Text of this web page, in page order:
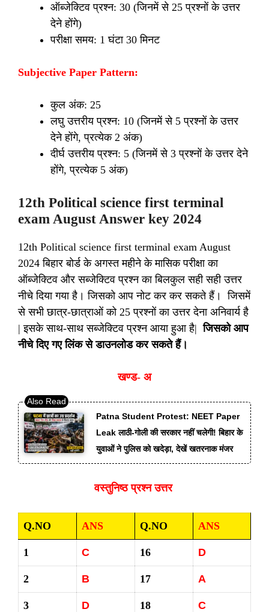
ऑब्जेक्टिव प्रश्न: 30 (जिनमें से 25 प्रश्नों के उत्तर
देने होंगे)
परीक्षा समय: 1 घंटा 30 मिनट
Subjective Paper Pattern:
कुल अंक: 25
लघु उत्तरीय प्रश्न: 10 (जिनमें से 5 प्रश्नों के उत्तर
देने होंगे, प्रत्येक 2 अंक)
दीर्घ उत्तरीय प्रश्न: 5 (जिनमें से 3 प्रश्नों के उत्तर देने
होंगे, प्रत्येक 5 अंक)
12th Political science first terminal
exam August Answer key 2024
12th Political science first terminal exam August
2024 बिहार बोर्ड के अगस्त महीने के मासिक परीक्षा का
ऑब्जेक्टिव और सब्जेक्टिव प्रश्न का बिलकुल सही सही उत्तर
नीचे दिया गया है। जिसको आप नोट कर कर सकते हैं। जिसमें
से सभी छात्र-छात्राओं को 25 प्रश्नों का उत्तर देना अनिवार्य है
| इसके साथ-साथ सब्जेक्टिव प्रश्न आया हुआ है|जिसको आप
नीचे दिए गए लिंक से डाउनलोड कर सकते हैं।
खण्ड- अ
Patna Student Protest: NEET Paper
Leak लाठी-गोली की सरकार नहीं चलेगी! बिहार के
युवाओं ने पुलिस को खदेड़ा, देखें खतरनाक मंजर
वस्तुनिष्ठ प्रश्न उत्तर
Q.NO ANS Q.NO ANS
1 C 16 D
2 B 17 A
3 D 18 C